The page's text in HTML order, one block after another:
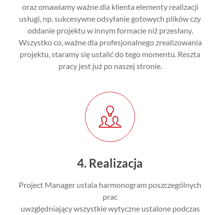
oraz omawiamy ważne dla klienta elementy realizacji
usługi, np. sukcesywne odsyłanie gotowych plików czy
oddanie projektu w innym formacie niż przesłany.
Wszystko co, ważne dla profesjonalnego zrealizowania
projektu, staramysię ustalić do tego momentu. Reszta
pracy jest już po naszej stronie.
4. Realizacja
Project Manager ustala harmonogram poszczególnych
prac
uwzględniający wszystkie wytyczne ustalone podczas